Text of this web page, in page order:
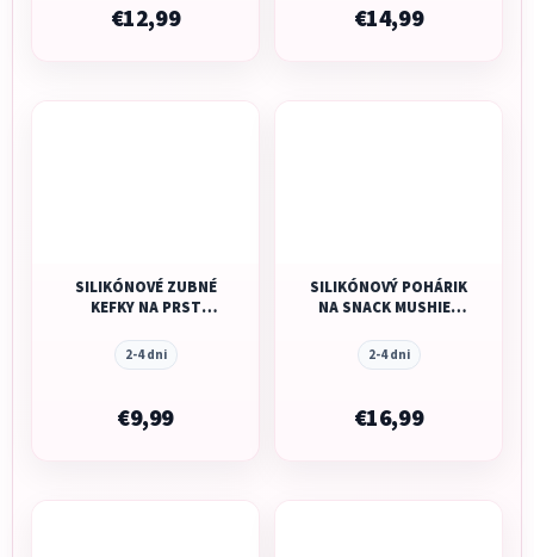
€12,99 €14,99
SILIKÓNOVÉ ZUBNÉ
KEFKY NA PRST
SHIFTING SAND
2-4 dni
€9,99
SILIKÓNOVÝ POHÁRIK
NA SNACK MUSHIE -
2-4 dni
€16,99